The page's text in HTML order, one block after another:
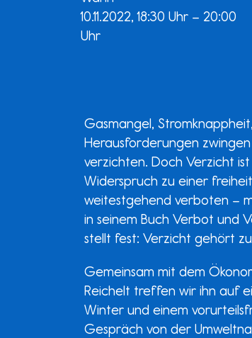
10.11.2022, 18:30 Uhr – 20:00
Uhr
Gasmangel,
Herausforderungen
verzichten. Doch Verzicht
Widerspruch zu einer
weitestgehend verboten –
in seinem Buch Verbot und
stellt fest: Verzicht gehört
Gemeinsam mit dem
Reichelt treffen wir ihn auf
Winter und einem
Gespräch von der